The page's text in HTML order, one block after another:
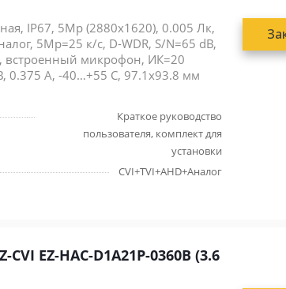
IP67, 5Mp (2880x1620), 0.005 Лк,
5Mp=25 к/с, D-WDR, S/N=65 dB,
встроенный микрофон, ИК=20
0.375 А, -40…+55 С, 97.1x93.8 мм
Краткое руководство
пользователя, комплект для
установки
CVI+TVI+AHD+Аналог
EZ-HAC-D1A21P-0360B (3.6